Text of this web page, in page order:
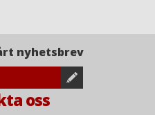
nyhetsbrev
oss